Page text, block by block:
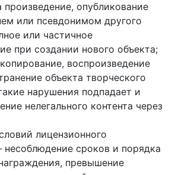
произведение, опубликование
или псевдонимом другого
или частичное
при создании нового объекта;
воспроизведение
объекта творческого
нарушения подпадает и
нелегального контента через
лицензионного
несоблюдение сроков и порядка
превышение